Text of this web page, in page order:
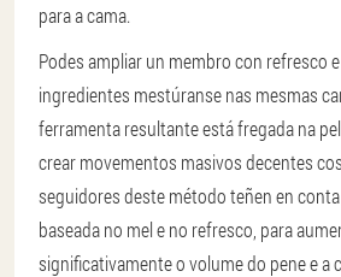
para a cama.
Podes ampliar un membro con refresco
ingredientes mestúranse nas mesmas
ferramenta resultante está fregada na
crear movementos masivos decentes
seguidores deste método teñen en
baseada no mel e no refresco, para
significativamente o volume do pene e a